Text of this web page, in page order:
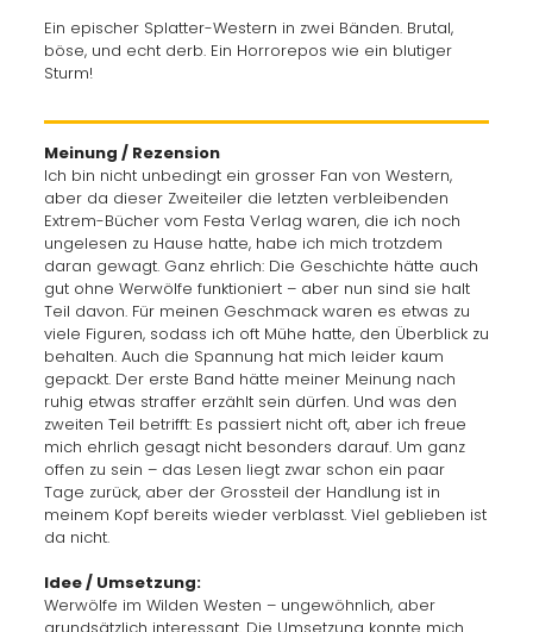
Ein epischer Splatter-Western in zwei Bänden. Brutal,
böse, und echt derb. Ein Horrorepos wie ein blutiger
Sturm!
Meinung / Rezension
Ich bin nicht unbedingt ein grosser Fan von Western,
aber da dieser Zweiteiler die letzten verbleibenden
Extrem-Bücher vom Festa Verlag waren, die ich noch
ungelesen zu Hause hatte, habe ich mich trotzdem
daran gewagt. Ganz ehrlich: Die Geschichte hätte auch
gut ohne Werwölfe funktioniert – aber nun sind sie halt
Teil davon. Für meinen Geschmack waren es etwas zu
viele Figuren, sodass ich oft Mühe hatte, den Überblick zu
behalten. Auch die Spannung hat mich leider kaum
gepackt. Der erste Band hätte meiner Meinung nach
ruhig etwas straffer erzählt sein dürfen. Und was den
zweiten Teil betrifft: Es passiert nicht oft, aber ich freue
mich ehrlich gesagt nicht besonders darauf. Um ganz
offen zu sein – das Lesen liegt zwar schon ein paar
Tage zurück, aber der Grossteil der Handlung ist in
meinem Kopf bereits wieder verblasst. Viel geblieben ist
da nicht.
Idee / Umsetzung:
Werwölfe im Wilden Westen – ungewöhnlich, aber